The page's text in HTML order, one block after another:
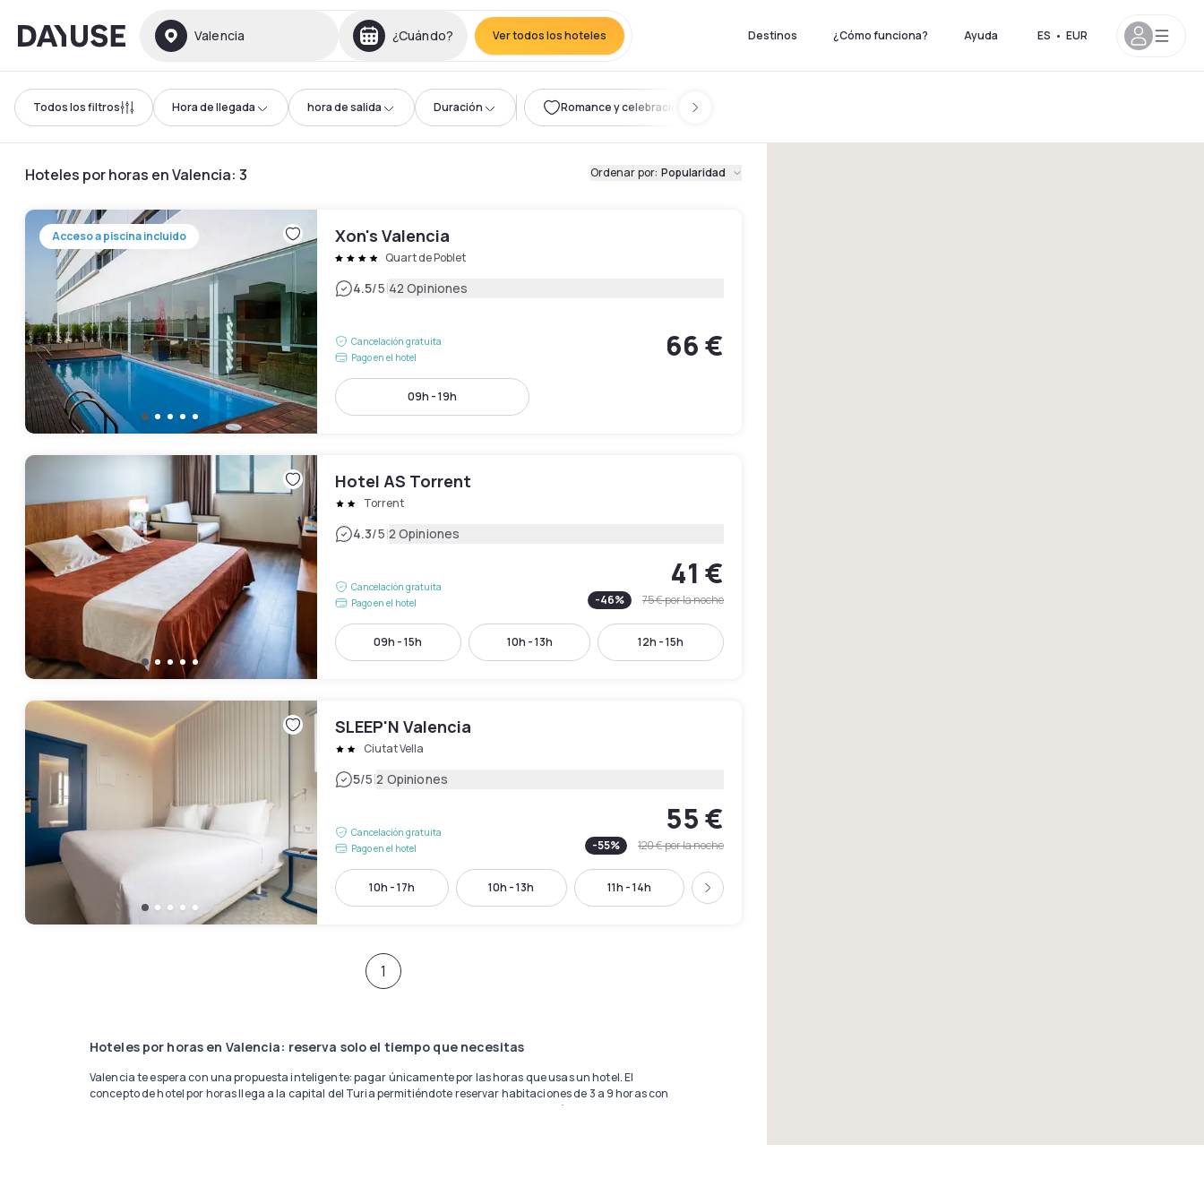
Dayuse Valencia ¿Cuándo? Ver todos los hoteles Destinos ¿Cómo funciona? Ayuda ES • EUR
Todos los filtros Hora de llegada hora de salida Duración Romance y celebración
Hoteles por horas en Valencia: 3 Ordenar por: Popularidad
Acceso a piscina incluido Xon's Valencia
Quart de Poblet
4.5/5|42 Opiniones
Cancelación gratuita
Pago en el hotel
66 €
09h - 19h
Hotel AS Torrent
Torrent
4.3/5|2 Opiniones
Cancelación gratuita
Pago en el hotel
41 €
-46% 75 €por la noche
09h - 15h 10h - 13h 12h - 15h
SLEEP'N Valencia
Ciutat Vella
5/5|2 Opiniones
Cancelación gratuita
Pago en el hotel
55 €
-55% 120 €por la noche
10h - 17h 10h - 13h 11h - 14h Siguiente
1
Hoteles por horas en Valencia: reserva solo el tiempo que necesitas
Valencia te espera con una propuesta inteligente: pagar únicamente por las horas que usas un hotel. El
concepto de hotel por horas llega a la capital del Turia permitiéndote reservar habitaciones de 3 a 9 horas con
descuentos de hasta el 75% sobre el precio nocturno. Perfecto para escalas en Manises, días de trabajo intenso